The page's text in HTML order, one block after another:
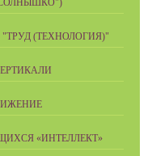
(ТЕХНОЛОГИЯ)"
«ИНТЕЛЛЕКТ»